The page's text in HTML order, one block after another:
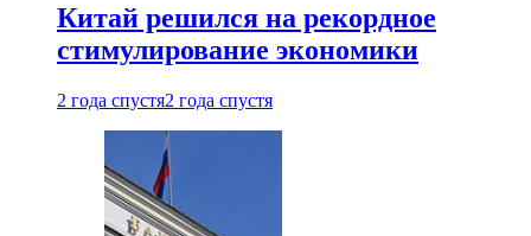
Китай решился на рекордное
стимулирование экономики
2 года спустя2 года спустя